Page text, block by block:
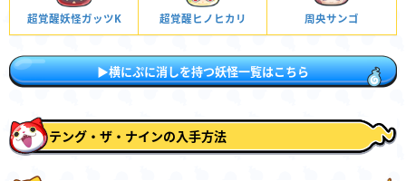
超覚醒妖怪ガッツK 超覚醒ヒノヒカリ 周央サンゴ
▶横にぷに消しを持つ妖怪一覧はこちら
テング・ザ・ナインの入手方法